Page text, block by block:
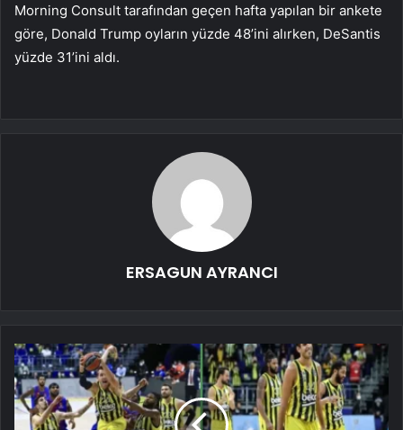
Morning Consult tarafından geçen hafta yapılan bir ankete
göre, Donald Trump oyların yüzde 48’ini alırken, DeSantis
yüzde 31’ini aldı.
ERSAGUN AYRANCI